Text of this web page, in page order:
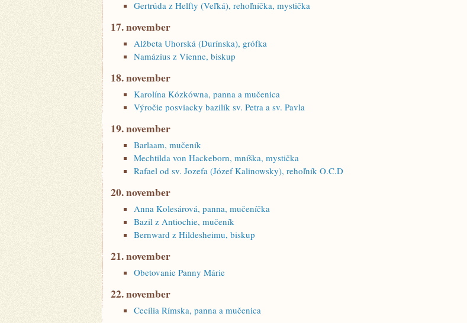
Gertrúda z Helfty (Veľká), rehoľníčka, mystička
17. november
Alžbeta Uhorská (Durínska), grófka
Namázius z Vienne, biskup
18. november
Karolína Kózkówna, panna a mučenica
Výročie posviacky bazilík sv. Petra a sv. Pavla
19. november
Barlaam, mučeník
Mechtilda von Hackeborn, mníška, mystička
Rafael od sv. Jozefa (Józef Kalinowsky), rehoľník O.C.D
20. november
Anna Kolesárová, panna, mučeníčka
Bazil z Antiochie, mučeník
Bernward z Hildesheimu, biskup
21. november
Obetovanie Panny Márie
22. november
Cecília Rímska, panna a mučenica